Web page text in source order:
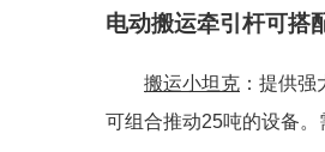
电动搬运牵引杆可搭
搬运小坦克 ：提供
可组合推动25吨的设备